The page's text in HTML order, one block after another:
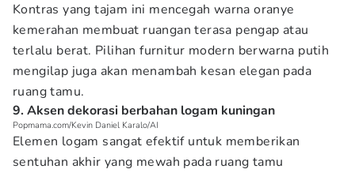
Kontras yang tajam ini mencegah warna oranye
kemerahan membuat ruangan terasa pengap atau
terlalu berat. Pilihan furnitur modern berwarna putih
mengilap juga akan menambah kesan elegan pada
ruang tamu.
9. Aksen dekorasi berbahan logam kuningan
Popmama.com/Kevin Daniel Karalo/AI
Elemen logam sangat efektif untuk memberikan
sentuhan akhir yang mewah pada ruang tamu